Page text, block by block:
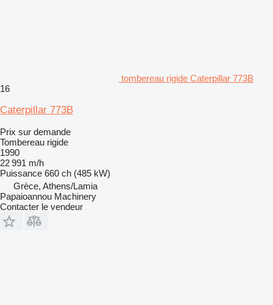
tombereau rigide Caterpillar 773B
16
Caterpillar 773B
Prix sur demande
Tombereau rigide
1990
22 991 m/h
Puissance 660 ch (485 kW)
Grèce, Athens/Lamia
Papaioannou Machinery
Contacter le vendeur